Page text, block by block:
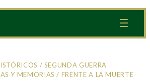
/ SEGUNDA GUERRA
Y MEMORIAS / FRENTE A LA MUERTE